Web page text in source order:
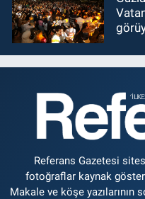
Referans Gazetesi
fotoğraflar kaynak
Makale ve köşe yazılarının